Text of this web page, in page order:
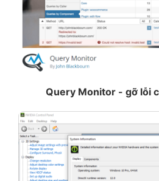
Query Monitor - gỡ lỗi